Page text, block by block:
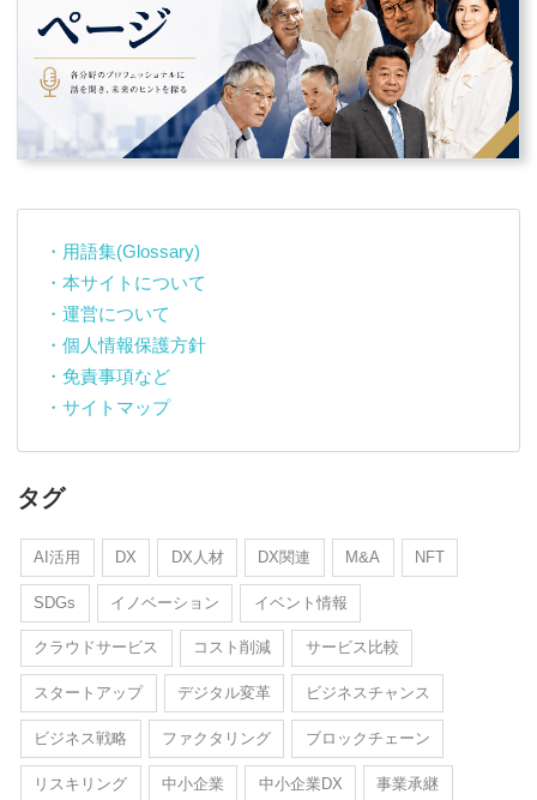
・用語集(Glossary)
・本サイトについて
・運営について
・個人情報保護方針
・免責事項など
・サイトマップ
タグ
AI活用 DX DX人材 DX関連 M&A NFT
SDGs イノベーション イベント情報
クラウドサービス コスト削減 サービス比較
スタートアップ デジタル変革 ビジネスチャンス
ビジネス戦略 ファクタリング ブロックチェーン
リスキリング 中小企業 中小企業DX 事業承継